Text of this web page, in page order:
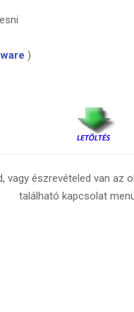
)
vagy észrevételed van az
található kapcsolat